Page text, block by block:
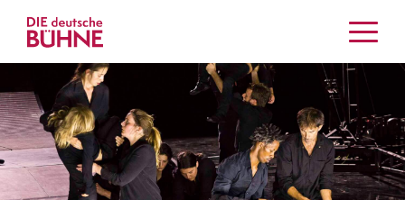
Kritiken
Schauspiel
Musiktheater
Tanz
Crossover